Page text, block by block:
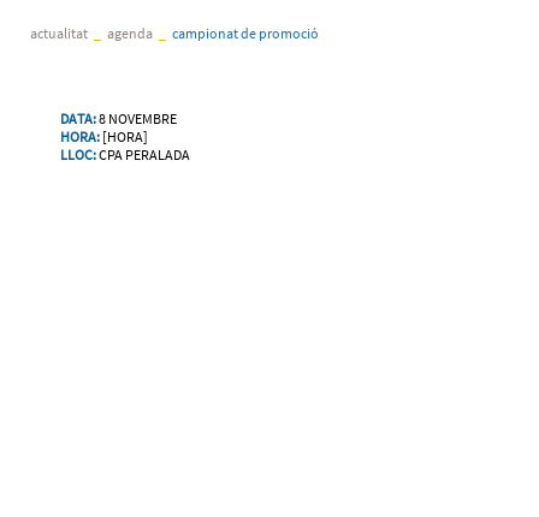
actualitat agenda campionat de promoció
DATA:8 NOVEMBRE
HORA:[HORA]
LLOC:CPA PERALADA